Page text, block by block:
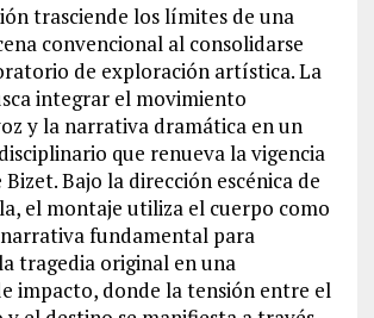
trasciende los límites de una
convencional al consolidarse
de exploración artística. La
integrar el movimiento
y la narrativa dramática en un
que renueva la vigencia
Bizet. Bajo la dirección escénica de
el montaje utiliza el cuerpo como
fundamental para
tragedia original en una
impacto, donde la tensión entre el